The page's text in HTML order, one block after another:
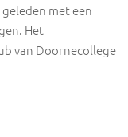
met een
Het
van Doornecollege